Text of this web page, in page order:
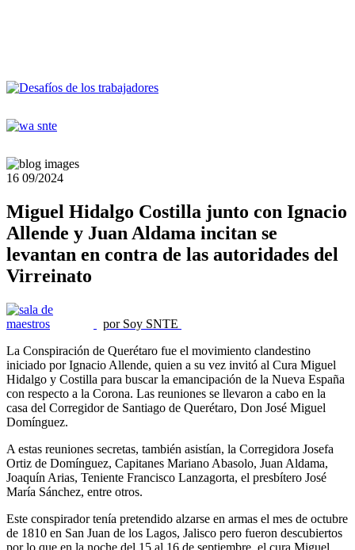
16 09/2024
Miguel Hidalgo Costilla junto con Ignacio
Allende y Juan Aldama incitan se
levantan en contra de las autoridades del
Virreinato
por Soy SNTE
La Conspiración de Querétaro fue el movimiento clandestino
iniciado por Ignacio Allende, quien a su vez invitó al Cura Miguel
Hidalgo y Costilla para buscar la emancipación de la Nueva España
con respecto a la Corona. Las reuniones se llevaron a cabo en la
casa del Corregidor de Santiago de Querétaro, Don José Miguel
Domínguez.
A estas reuniones secretas, también asistían, la Corregidora Josefa
Ortiz de Domínguez, Capitanes Mariano Abasolo, Juan Aldama,
Joaquín Arias, Teniente Francisco Lanzagorta, el presbítero José
María Sánchez, entre otros.
Este conspirador tenía pretendido alzarse en armas el mes de octubre
de 1810 en San Juan de los Lagos, Jalisco pero fueron descubiertos
por lo que en la noche del 15 al 16 de septiembre, el cura Miguel